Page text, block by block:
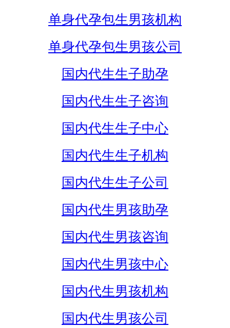
单身代孕包生男孩机构
单身代孕包生男孩公司
国内代生生子助孕
国内代生生子咨询
国内代生生子中心
国内代生生子机构
国内代生生子公司
国内代生男孩助孕
国内代生男孩咨询
国内代生男孩中心
国内代生男孩机构
国内代生男孩公司